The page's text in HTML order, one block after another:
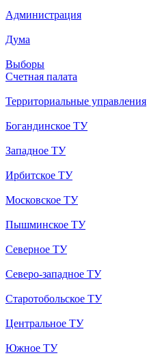
Администрация
Дума
Выборы
Счетная палата
Территориальные управления
Богандинское ТУ
Западное ТУ
Ирбитское ТУ
Московское ТУ
Пышминское ТУ
Северное ТУ
Северо-западное ТУ
Старотобольское ТУ
Центральное ТУ
Южное ТУ